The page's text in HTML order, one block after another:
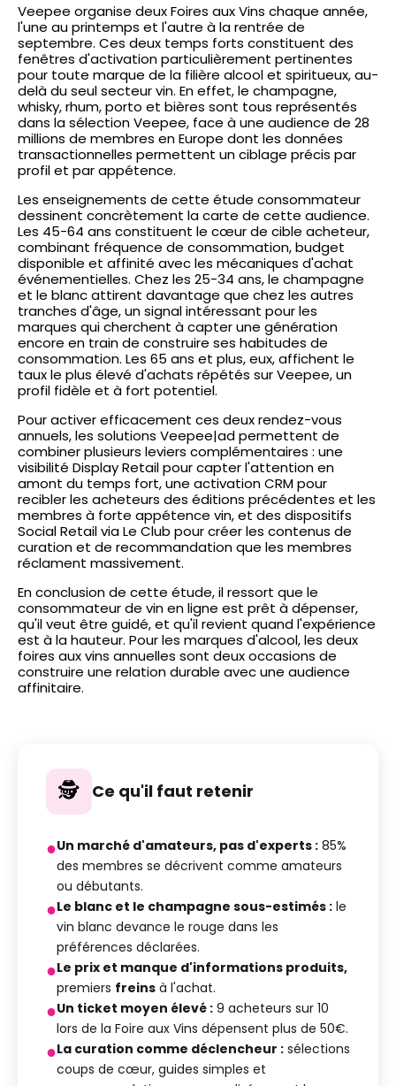
Veepee organise deux Foires aux Vins chaque année,
l'une au printemps et l'autre à la rentrée de
septembre. Ces deux temps forts constituent des
fenêtres d'activation particulièrement pertinentes
pour toute marque de la filière alcool et spiritueux, au-
delà du seul secteur vin. En effet, le champagne,
whisky, rhum, porto et bières sont tous représentés
dans la sélection Veepee, face à une audience de 28
millions de membres en Europe dont les données
transactionnelles permettent un ciblage précis par
profil et par appétence.
Les enseignements de cette étude consommateur
dessinent concrètement la carte de cette audience.
Les 45-64 ans constituent le cœur de cible acheteur,
combinant fréquence de consommation, budget
disponible et affinité avec les mécaniques d'achat
événementielles. Chez les 25-34 ans, le champagne
et le blanc attirent davantage que chez les autres
tranches d'âge, un signal intéressant pour les
marques qui cherchent à capter une génération
encore en train de construire ses habitudes de
consommation. Les 65 ans et plus, eux, affichent le
taux le plus élevé d'achats répétés sur Veepee, un
profil fidèle et à fort potentiel.
Pour activer efficacement ces deux rendez-vous
annuels, les solutions Veepee|ad permettent de
combiner plusieurs leviers complémentaires : une
visibilité Display Retail pour capter l'attention en
amont du temps fort, une activation CRM pour
recibler les acheteurs des éditions précédentes et les
membres à forte appétence vin, et des dispositifs
Social Retail via Le Club pour créer les contenus de
curation et de recommandation que les membres
réclament massivement.
En conclusion de cette étude, il ressort que le
consommateur de vin en ligne est prêt à dépenser,
qu'il veut être guidé, et qu'il revient quand l'expérience
est à la hauteur. Pour les marques d'alcool, les deux
foires aux vins annuelles sont deux occasions de
construire une relation durable avec une audience
affinitaire.
🕵️ Ce qu'il faut retenir
●Un marché d'amateurs, pas d'experts : 85%
des membres se décrivent comme amateurs
ou débutants.
●Le blanc et le champagne sous-estimés : le
vin blanc devance le rouge dans les
préférences déclarées.
●Le prix et manque d'informations produits,
premiers freins à l'achat.
●Un ticket moyen élevé : 9 acheteurs sur 10
lors de la Foire aux Vins dépensent plus de 50€.
●La curation comme déclencheur : sélections
coups de cœur, guides simples et